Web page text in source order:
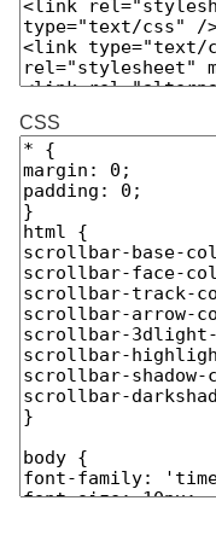
CSS